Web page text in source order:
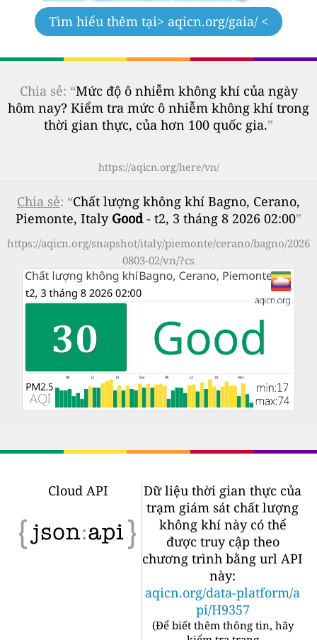
Tìm hiểu thêm tại> aqicn.org/gaia/ <
Chia sẻ: “Mức độ ô nhiễm không khí của ngày
hôm nay? Kiểm tra mức ô nhiễm không khí trong
thời gian thực, của hơn 100 quốc gia.”
https://aqicn.org/here/vn/
Chia sẻ: “Chất lượng không khí Bagno, Cerano,
Piemonte, Italy Good- t2, 3 tháng 8 2026 02:00”
https://aqicn.org/snapshot/italy/piemonte/cerano/bagno/2026
0803-02/vn/?cs
Cloud API
Dữ liệu thời gian thực của
trạm giám sát chất lượng
không khí này có thể
được truy cập theo
chương trình bằng url API
này:
aqicn.org/data-platform/a
pi/H9357
(Để biết thêm thông tin, hãy